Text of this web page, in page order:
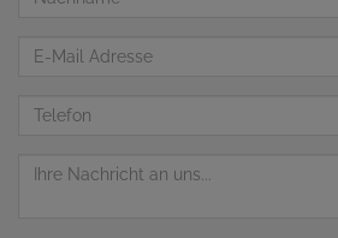
Telefon
Nachricht